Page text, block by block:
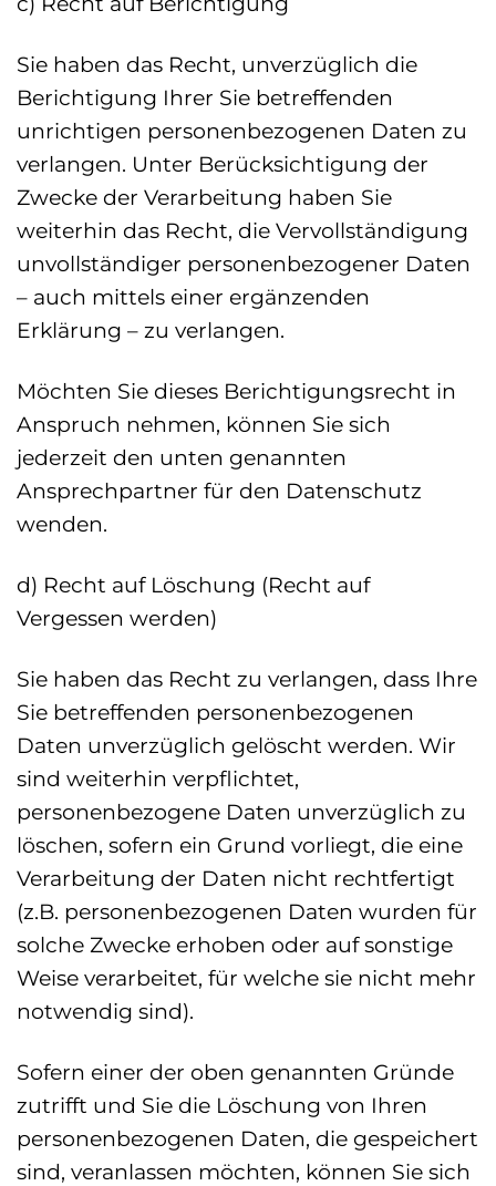
Sie haben das Recht, unverzüglich die
Berichtigung Ihrer Sie betreffenden
unrichtigen personenbezogenen Daten zu
verlangen. Unter Berücksichtigung der
Zwecke der Verarbeitung haben Sie
weiterhin das Recht, die Vervollständigung
unvollständiger personenbezogener Daten
– auch mittels einer ergänzenden
Erklärung – zu verlangen.
Möchten Sie dieses Berichtigungsrecht in
Anspruch nehmen, können Sie sich
jederzeit den unten genannten
Ansprechpartner für den Datenschutz
wenden.
d) Recht auf Löschung (Recht auf
Vergessen werden)
Sie haben das Recht zu verlangen, dass Ihre
Sie betreffenden personenbezogenen
Daten unverzüglich gelöscht werden. Wir
sind weiterhin verpflichtet,
personenbezogene Daten unverzüglich zu
löschen, sofern ein Grund vorliegt, die eine
Verarbeitung der Daten nicht rechtfertigt
(z.B. personenbezogenen Daten wurden für
solche Zwecke erhoben oder auf sonstige
Weise verarbeitet, für welche sie nicht mehr
notwendig sind).
Sofern einer der oben genannten Gründe
zutrifft und Sie die Löschung von Ihren
personenbezogenen Daten, die gespeichert
sind, veranlassen möchten, können Sie sich